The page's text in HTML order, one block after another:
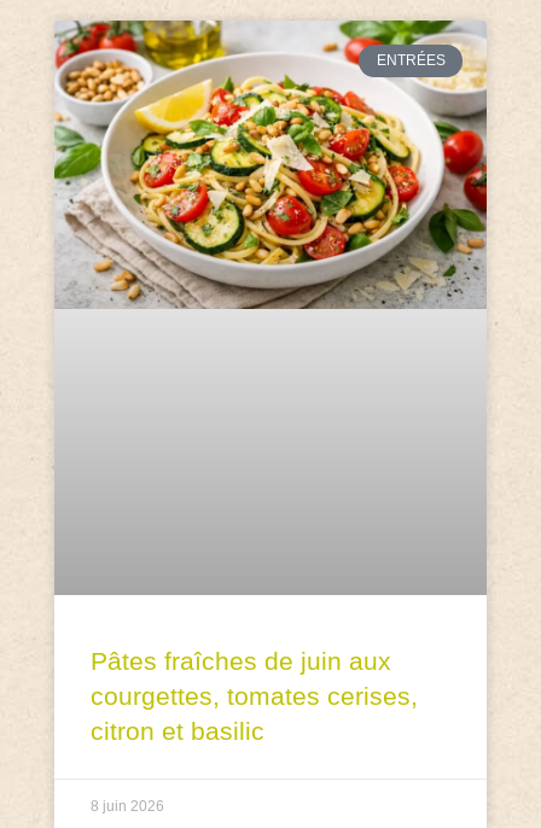
ENTRÉES
Pâtes fraîches de juin aux
courgettes, tomates cerises,
citron et basilic
8 juin 2026